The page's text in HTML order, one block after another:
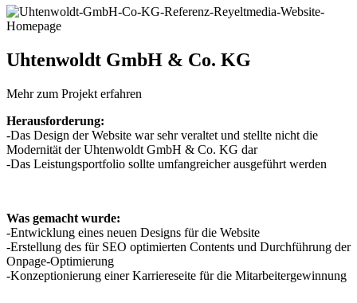
Uhtenwoldt GmbH & Co. KG
Mehr zum Projekt erfahren
Herausforderung:
-Das Design der Website war sehr veraltet und stellte nicht die
Modernität der Uhtenwoldt GmbH & Co. KG dar
-Das Leistungsportfolio sollte umfangreicher ausgeführt werden
Was gemacht wurde:
-Entwicklung eines neuen Designs für die Website
-Erstellung des für SEO optimierten Contents und Durchführung der
Onpage-Optimierung
-Konzeptionierung einer Karriereseite für die Mitarbeitergewinnung